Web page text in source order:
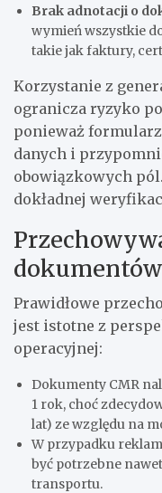
Brak adnotacji o
wymień wszystkie
takie jak faktury,
Korzystanie z
ogranicza ryzyko
ponieważ
danych i
obowiązkowych
dokładnej
Prawidłowe
jest istotne z
operacyjnej:
Dokumenty CMR
1 rok, choć
lat) ze względu na
W przypadku
być potrzebne
transportu.